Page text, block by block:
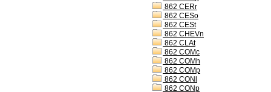
862 CERr
862 CESo
862 CESt
862 CHEVn
862 CLAt
862 COMc
862 COMh
862 COMp
862 CONl
862 CONp